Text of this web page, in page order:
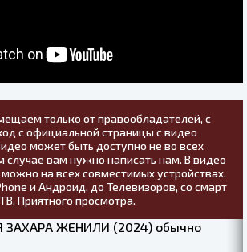
только от правообладателей, с
с официальной страницы с видео
может быть доступно не во всех
случае вам нужно написать нам. В видео
на всех совместимых устройствах.
и Андроид, до Телевизоров, со смарт
ТВ. Приятного просмотра.
ЗАХАРА ЖЕНИЛИ (2024) обычно